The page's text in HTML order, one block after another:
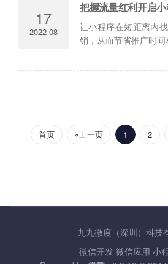
17
2022-08
把握流量红利开启
让小程序在短距离内
销，从而节省推广时间
首页 «上一页 1 2
九九微度（深圳）科技
微信开发 微信应用 小